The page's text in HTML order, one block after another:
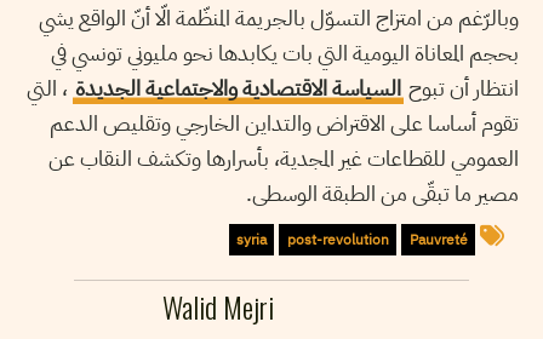
وبالرّغم من امتزاج التسوّل بالجريمة المنظّمة الّا أنّ الواقع يشي
بحجم المعاناة اليومية التي بات يكابدها نحو مليوني تونسي في
انتظار أن تبوح السياسة الاقتصادية والاجتماعية الجديدة ، التي
تقوم أساسا على الاقتراض والتداين الخارجي وتقليص الدعم
العمومي للقطاعات غير المجدية، بأسرارها وتكشف النقاب عن
مصير ما تبقّى من الطبقة الوسطى.
Pauvreté
post-revolution
syria
Walid Mejri